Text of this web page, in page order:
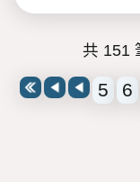
共 151
5 6